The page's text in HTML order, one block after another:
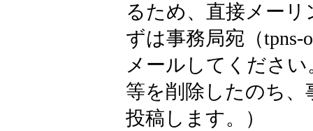
るため、直接メー
ずは事務局宛（tpns-
メールしてくださ
等を削除したのち
投稿します。）